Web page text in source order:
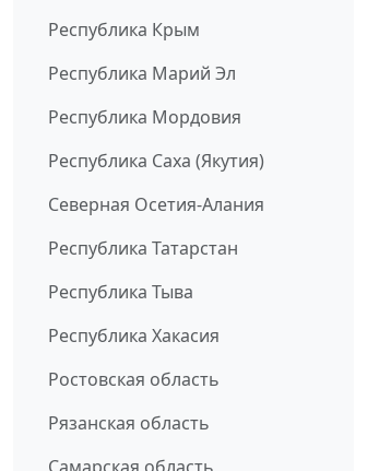
Республика Крым
Республика Марий Эл
Республика Мордовия
Республика Саха (Якутия)
Северная Осетия-Алания
Республика Татарстан
Республика Тыва
Республика Хакасия
Ростовская область
Рязанская область